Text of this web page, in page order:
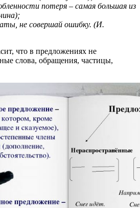
потеря – самая большая из
не совершай ошибку. (И.
что в предложениях не
слова, обращения, частицы,